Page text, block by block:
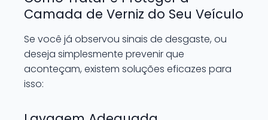
Camada de Verniz do Seu Veículo
Se você já observou sinais de desgaste, ou
deseja simplesmente prevenir que
aconteçam, existem soluções eficazes para
isso: